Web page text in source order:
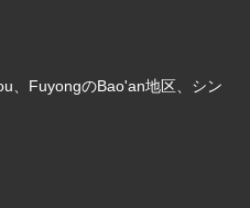
、FuyongのBao'an地区、シン